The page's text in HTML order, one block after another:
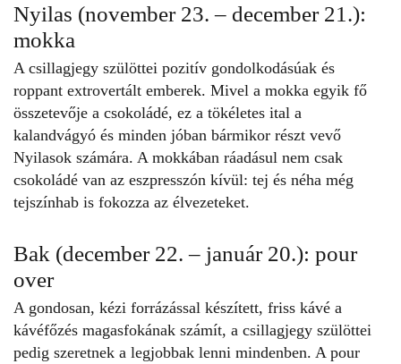
Nyilas (november 23. – december 21.):
mokka
A csillagjegy szülöttei pozitív gondolkodásúak és
roppant extrovertált emberek. Mivel a mokka egyik fő
összetevője a csokoládé, ez a tökéletes ital a
kalandvágyó és minden jóban bármikor részt vevő
Nyilasok számára. A mokkában ráadásul nem csak
csokoládé van az eszpresszón kívül: tej és néha még
tejszínhab is fokozza az élvezeteket.
Bak (december 22. – január 20.): pour
over
A gondosan, kézi forrázással készített, friss kávé a
kávéfőzés magasfokának számít, a csillagjegy szülöttei
pedig szeretnek a legjobbak lenni mindenben. A pour